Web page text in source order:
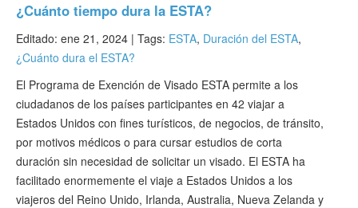
¿Cuánto tiempo dura la ESTA?
Editado: ene 21, 2024 | Tags: ESTA, Duración del ESTA,
¿Cuánto dura el ESTA?
El Programa de Exención de Visado ESTA permite a los
ciudadanos de los países participantes en 42 viajar a
Estados Unidos con fines turísticos, de negocios, de tránsito,
por motivos médicos o para cursar estudios de corta
duración sin necesidad de solicitar un visado. El ESTA ha
facilitado enormemente el viaje a Estados Unidos a los
viajeros del Reino Unido, Irlanda, Australia, Nueva Zelanda y